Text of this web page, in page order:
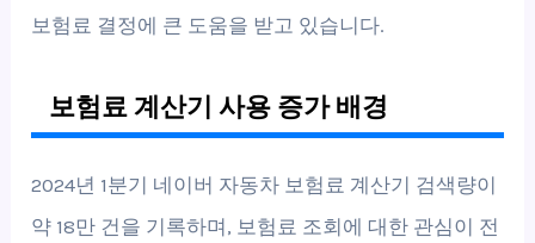
보험료 결정에 큰 도움을 받고 있습니다.
보험료 계산기 사용 증가 배경
2024년 1분기 네이버 자동차 보험료 계산기 검색량이
약 18만 건을 기록하며, 보험료 조회에 대한 관심이 전